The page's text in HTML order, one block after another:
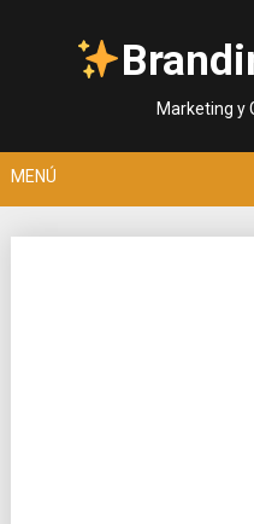
Marketing y
MENÚ